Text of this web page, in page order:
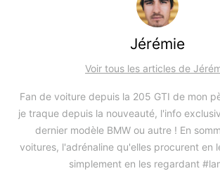
Jérémie
Voir tous les articles de
Fan de voiture depuis la 205 GTI de mon
je traque depuis la nouveauté, l'info
dernier modèle BMW ou autre ! En
voitures, l'adrénaline qu'elles procurent en
simplement en les regardant